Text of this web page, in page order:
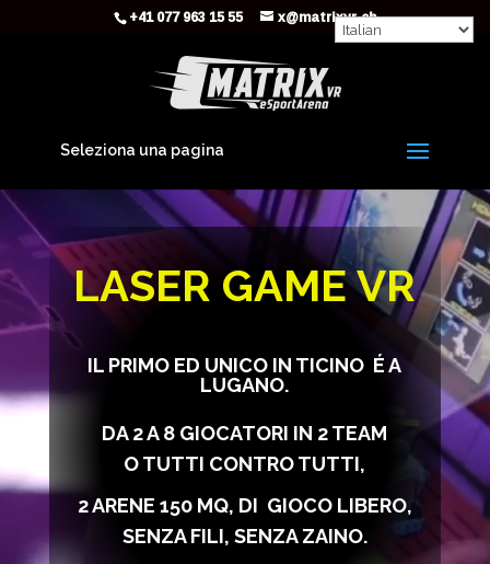
+41 077 963 15 55 x@matrixvr.ch
Seleziona una pagina
Video
Player
LASER GAME VR
IL PRIMO ED UNICO IN TICINO É A
LUGANO.
DA 2 A 8 GIOCATORI IN 2 TEAM
O TUTTI CONTRO TUTTI,
2 ARENE 150 MQ, DI GIOCO LIBERO,
SENZA FILI, SENZA ZAINO.